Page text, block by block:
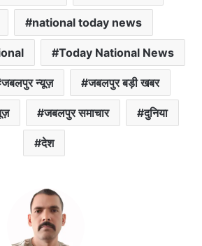
national today news
Today National News
जबलपुर न्यूज़ जबलपुर बड़ी खबर
जबलपुर समाचार दुनिया
देश